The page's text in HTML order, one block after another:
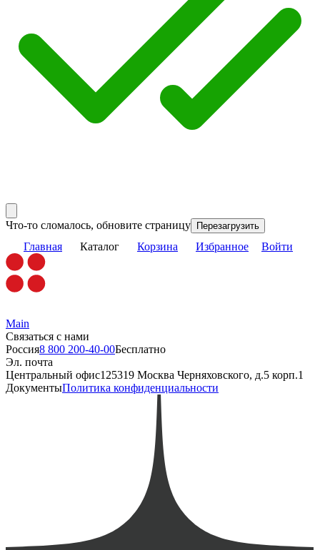
Что-то сломалось, обновите страницу Перезагрузить
Главная Каталог Корзина Избранное Войти
Main
Связаться с нами
Россия8 800 200-40-00Бесплатно
Эл. почта
Центральный офис125319 Москва Черняховского, д.5 корп.1
ДокументыПолитика конфиденциальности